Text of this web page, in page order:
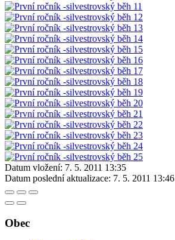
Datum vložení: 7. 5. 2011 13:35
Datum poslední aktualizace: 7. 5. 2011 13:46
Obec